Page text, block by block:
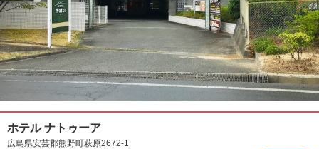
ホテル ナトゥーア
広島県安芸郡熊野町萩原2672-1